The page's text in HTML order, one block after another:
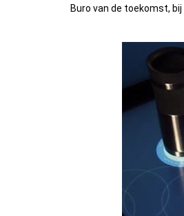
Buro van de toekomst,